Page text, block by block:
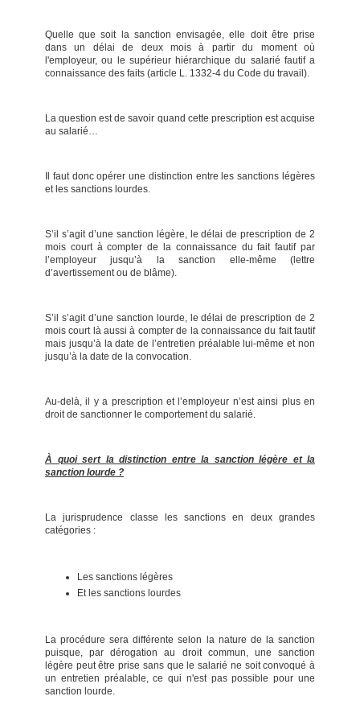
Quelle que soit la sanction envisagée, elle doit être prise
dans un délai de deux mois à partir du moment où
l'employeur, ou le supérieur hiérarchique du salarié fautif a
connaissance des faits (article L. 1332-4 du Code du travail).
La question est de savoir quand cette prescription est acquise
au salarié…
Il faut donc opérer une distinction entre les sanctions légères
et les sanctions lourdes.
S’il s’agit d’une sanction légère, le délai de prescription de 2
mois court à compter de la connaissance du fait fautif par
l’employeur jusqu’à la sanction elle-même (lettre
d’avertissement ou de blâme).
S’il s’agit d’une sanction lourde, le délai de prescription de 2
mois court là aussi à compter de la connaissance du fait fautif
mais jusqu’à la date de l’entretien préalable lui-même et non
jusqu’à la date de la convocation.
Au-delà, il y a prescription et l’employeur n’est ainsi plus en
droit de sanctionner le comportement du salarié.
À quoi sert la distinction entre la sanction légère et la
sanction lourde ?
La jurisprudence classe les sanctions en deux grandes
catégories :
Les sanctions légères
Et les sanctions lourdes
La procédure sera différente selon la nature de la sanction
puisque, par dérogation au droit commun, une sanction
légère peut être prise sans que le salarié ne soit convoqué à
un entretien préalable, ce qui n'est pas possible pour une
sanction lourde.